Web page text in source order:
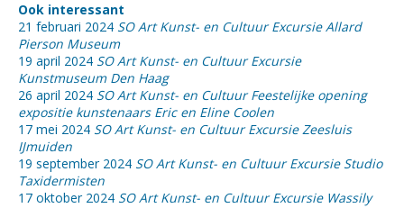
Ook interessant
21 februari 2024 SO Art Kunst- en Cultuur Excursie Allard
Pierson Museum
19 april 2024 SO Art Kunst- en Cultuur Excursie
Kunstmuseum Den Haag
26 april 2024 SO Art Kunst- en Cultuur Feestelijke opening
expositie kunstenaars Eric en Eline Coolen
17 mei 2024 SO Art Kunst- en Cultuur Excursie Zeesluis
IJmuiden
19 september 2024 SO Art Kunst- en Cultuur Excursie Studio
Taxidermisten
17 oktober 2024 SO Art Kunst- en Cultuur Excursie Wassily